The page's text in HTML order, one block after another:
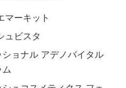
マーキット
ュビスタ
ョナル アデノバイタル